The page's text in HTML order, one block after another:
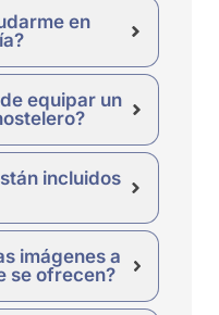
en
equipar un
incluidos
imágenes a
se ofrecen?